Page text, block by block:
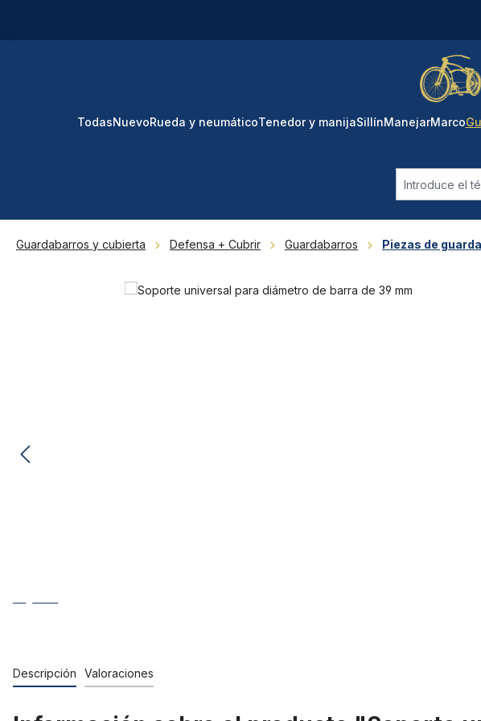
TodasNuevoRueda y neumáticoTenedor y manijaSillínManejarMarco
Guardabarros y cubierta Defensa + Cubrir Guardabarros Piezas de
Omitir galería de imágenes
Descripción Valoraciones